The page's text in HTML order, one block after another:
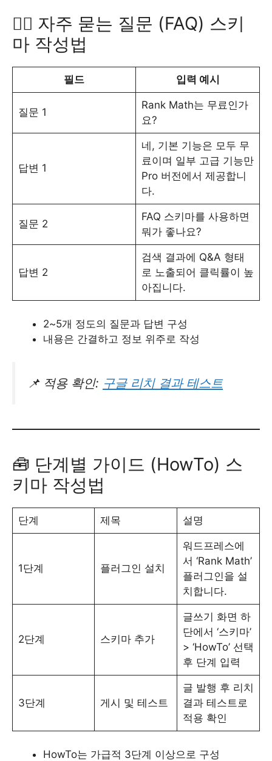
🙋‍♀️ 자주 묻는 질문 (FAQ) 스키
마 작성법
필드 입력 예시
질문 1
Rank Math는 무료인가
요?
답변 1
네, 기본 기능은 모두 무
료이며 일부 고급 기능만
Pro 버전에서 제공합니
다.
질문 2
FAQ 스키마를 사용하면
뭐가 좋나요?
답변 2
검색 결과에 Q&A 형태
로 노출되어 클릭률이 높
아집니다.
2~5개 정도의 질문과 답변 구성
내용은 간결하고 정보 위주로 작성
📌 적용 확인: 구글 리치 결과 테스트
🧰 단계별 가이드 (HowTo) 스
키마 작성법
단계 제목 설명
1단계 플러그인 설치
워드프레스에
서 ‘Rank Math’
플러그인을 설
치합니다.
2단계 스키마 추가
글쓰기 화면 하
단에서 ‘스키마’
> ‘HowTo’ 선택
후 단계 입력
3단계 게시 및 테스트
글 발행 후 리치
결과 테스트로
적용 확인
HowTo는 가급적 3단계 이상으로 구성